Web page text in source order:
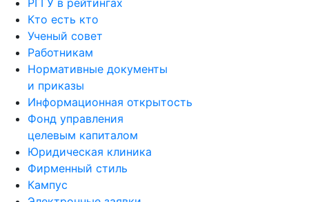
РГГУ в рейтингах
Кто есть кто
Ученый совет
Работникам
Нормативные документы
и приказы
Информационная открытость
Фонд управления
целевым капиталом
Юридическая клиника
Фирменный стиль
Кампус